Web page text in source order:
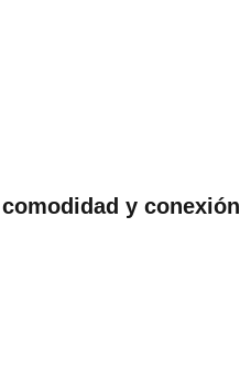
y conexión